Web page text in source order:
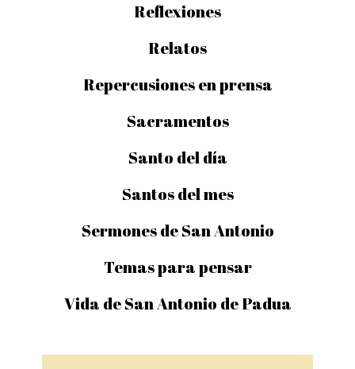
Reflexiones
Relatos
Repercusiones en prensa
Sacramentos
Santo del día
Santos del mes
Sermones de San Antonio
Temas para pensar
Vida de San Antonio de Padua